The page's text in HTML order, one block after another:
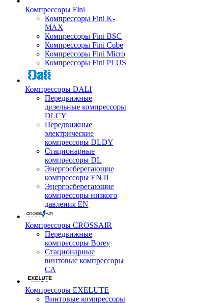
Компрессоры Fini
Компрессоры Fini K-
MAX
Компрессоры Fini BSC
Компрессоры Fini Cube
Компрессоры Fini Micro
Компрессоры Fini PLUS
Компрессоры DALI
Передвижные
дизельные компрессоры
DLCY
Передвижные
электрические
компрессоры DLDY
Стационарные
компрессоры DL
Энергосберегающие
компрессоры EN II
Энергосберегающие
компрессоры низкого
давления EN
Компрессоры CROSSAIR
Передвижные
компрессоры Borey
Стационарные
винтовые компрессоры
CA
Компрессоры EXELUTE
Винтовые компрессоры